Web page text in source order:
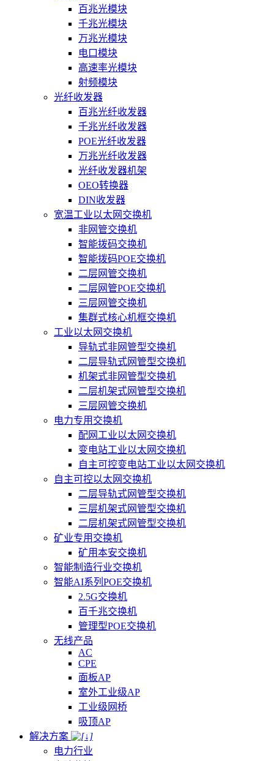
百兆光模块
千兆光模块
万兆光模块
电口模块
高速率光模块
射频模块
光纤收发器
百兆光纤收发器
千兆光纤收发器
POE光纤收发器
万兆光纤收发器
光纤收发器机架
OEO转换器
DIN收发器
宽温工业以太网交换机
非网管交换机
智能拨码交换机
智能拨码POE交换机
二层网管交换机
二层网管POE交换机
三层网管交换机
集群式核心机框交换机
工业以太网交换机
导轨式非网管型交换机
二层导轨式网管型交换机
机架式非网管型交换机
二层机架式网管型交换机
三层网管交换机
电力专用交换机
配网工业以太网交换机
变电站工业以太网交换机
自主可控变电站工业以太网交换机
自主可控以太网交换机
二层导轨式网管型交换机
三层机架式网管型交换机
二层机架式网管型交换机
矿业专用交换机
矿用本安交换机
智能制造行业交换机
智能AI系列POE交换机
2.5G交换机
百千兆交换机
管理型POE交换机
无线产品
AC
CPE
面板AP
室外工业级AP
工业级网桥
吸顶AP
解决方案
电力行业